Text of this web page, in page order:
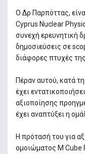
Ο Δρ Παρπόττας,
Cyprus Nuclear
συνεχή ερευνητική
δημοσιεύσεις σε
διάφορες πτυχές
Πέραν αυτού, κατά
έχει
αξιοποίησης
έχει αναπτύξει η
Η πρότασή του για
ομοιώματος M Cube